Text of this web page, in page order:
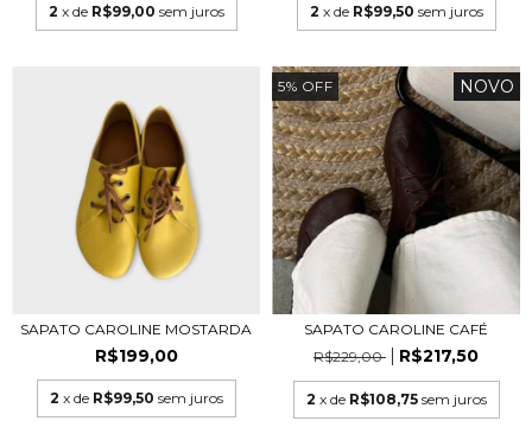
2 x de R$99,00 sem juros 2 x de R$99,50 sem juros
SAPATO CAROLINE MOSTARDA
R$199,00
2 x de R$99,50 sem juros
5% OFF NOVO
SAPATO CAROLINE CAFÉ
R$229,00
R$217,50
2 x de R$108,75 sem juros